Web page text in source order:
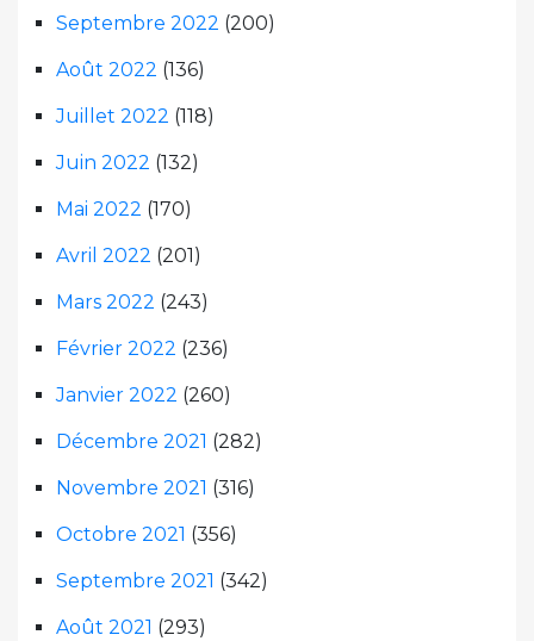
Septembre 2022 (200)
Août 2022 (136)
Juillet 2022 (118)
Juin 2022 (132)
Mai 2022 (170)
Avril 2022 (201)
Mars 2022 (243)
Février 2022 (236)
Janvier 2022 (260)
Décembre 2021 (282)
Novembre 2021 (316)
Octobre 2021 (356)
Septembre 2021 (342)
Août 2021 (293)